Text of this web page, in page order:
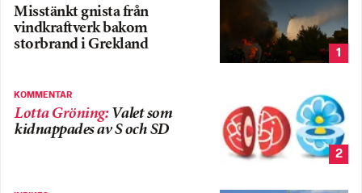
Misstänkt gnista från
vindkraftverk bakom
storbrand i Grekland
1
KOMMENTAR
Lotta Gröning: Valet som
kidnappades av S och SD
2